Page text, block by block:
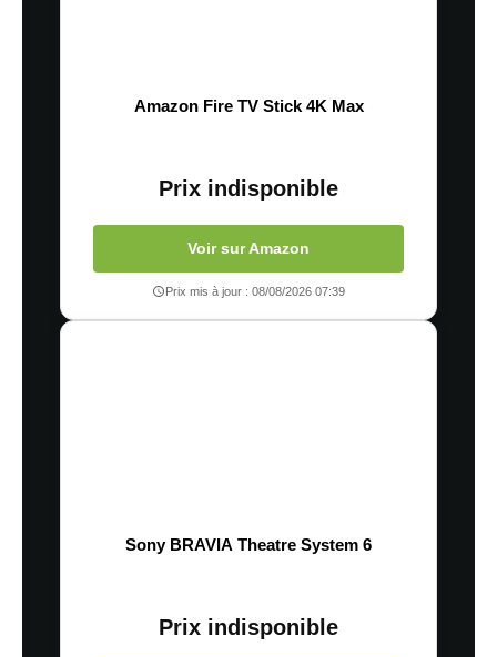
Amazon Fire TV Stick 4K Max
Prix indisponible
Voir sur Amazon
Prix mis à jour : 08/08/2026 07:39
Sony BRAVIA Theatre System 6
Prix indisponible